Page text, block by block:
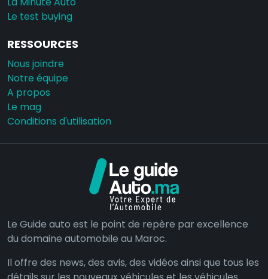
Le test buying
RESSOURCES
Nous joindre
Notre équipe
A propos
Le mag
Conditions d'utilisation
Le Guide auto est le point de repère par excellence
du domaine automobile au Maroc.
Il offre des news, des avis, des vidéos ainsi que tous les